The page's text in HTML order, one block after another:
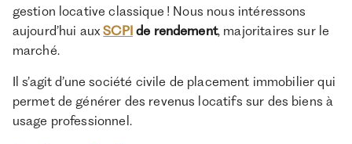
À propos de Ramify
Ramify est l’alternative digitale à la banque privée.
Pour une clientèle exigeante, nous combinons
rigoureuse des meilleurs produits du marché, dans
une logique de performance à long terme.
gestion locative classique ! Nous nous intéressons
aujourd’hui auxSCPIde rendement, majoritaires sur le
marché.
Il s’agit d’une société civile de placement immobilier qui
permet de générer des revenus locatifs sur des biens à
usage professionnel.